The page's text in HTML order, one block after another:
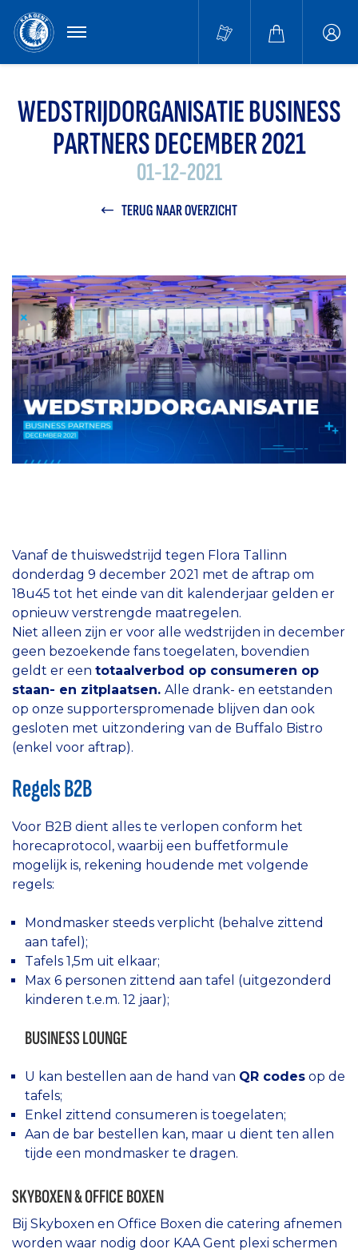
MENU
WEDSTRIJDORGANISATIE BUSINESS
PARTNERS DECEMBER 2021
01-12-2021
TERUG NAAR OVERZICHT
Vanaf de thuiswedstrijd tegen Flora Tallinn
donderdag 9 december 2021 met de aftrap om
18u45 tot het einde van dit kalenderjaar gelden er
opnieuw verstrengde maatregelen.
Niet alleen zijn er voor alle wedstrijden in december
geen bezoekende fans toegelaten, bovendien
geldt er een totaalverbod op consumeren op
staan- en zitplaatsen. Alle drank- en eetstanden
op onze supporterspromenade blijven dan ook
gesloten met uitzondering van de Buffalo Bistro
(enkel voor aftrap).
Regels B2B
Voor B2B dient alles te verlopen conform het
horecaprotocol, waarbij een buffetformule
mogelijk is, rekening houdende met volgende
regels:
Mondmasker steeds verplicht (behalve zittend
aan tafel);
Tafels 1,5m uit elkaar;
Max 6 personen zittend aan tafel (uitgezonderd
kinderen t.e.m. 12 jaar);
BUSINESS LOUNGE
U kan bestellen aan de hand van QR codes op de
tafels;
Enkel zittend consumeren is toegelaten;
Aan de bar bestellen kan, maar u dient ten allen
tijde een mondmasker te dragen.
SKYBOXEN & OFFICE BOXEN
Bij Skyboxen en Office Boxen die catering afnemen
worden waar nodig door KAA Gent plexi schermen